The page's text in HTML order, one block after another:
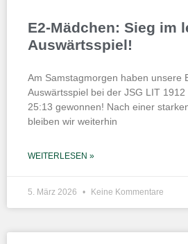
E2-Mädchen: Sieg im
Auswärtsspiel!
Am Samstagmorgen haben unsere
Auswärtsspiel bei der JSG LIT
25:13 gewonnen! Nach einer
bleiben wir weiterhin
WEITERLESEN »
5. März 2026 Keine Kommentare